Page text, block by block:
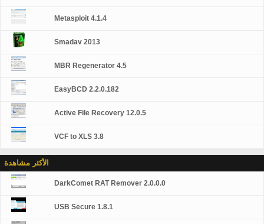
Metasploit 4.1.4
Smadav 2013
MBR Regenerator 4.5
EasyBCD 2.2.0.182
Active File Recovery 12.0.5
VCF to XLS 3.8
الأكثر مشاهدة
DarkComet RAT Remover 2.0.0.0
USB Secure 1.8.1